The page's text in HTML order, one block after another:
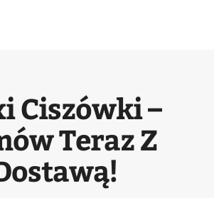
Ciszówki –
Teraz Z